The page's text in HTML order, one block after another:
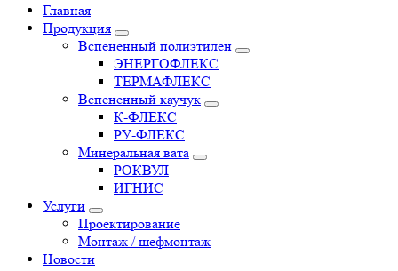
Главная
Продукция
Вспененный полиэтилен
ЭНЕРГОФЛЕКС
ТЕРМАФЛЕКС
Вспененный каучук
К-ФЛЕКС
РУ-ФЛЕКС
Минеральная вата
РОКВУЛ
ИГНИС
Услуги
Проектирование
Монтаж / шефмонтаж
Новости